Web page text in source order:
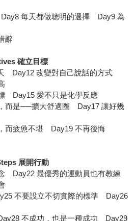
每天都做聰明的選擇 Day9 為
辭
確立目標
Day12 改變對自己說話的方式
Day15 愛不只是化學反應
而是──擴大舒適圈 Day17 讓好幾
而疲憊不堪 Day19 不再後悔
展開行動
Day22 最優秀的運動員也有教練
不要設立不切實際的標準 Day26
不成功，也是一種成功 Day29